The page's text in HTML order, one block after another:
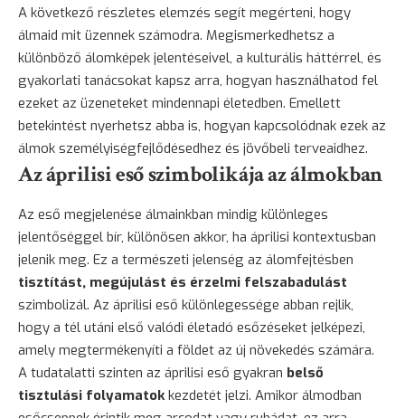
A következő részletes elemzés segít megérteni, hogy
álmaid mit üzennek számodra. Megismerkedhetsz a
különböző álomképek jelentéseivel, a kulturális háttérrel, és
gyakorlati tanácsokat kapsz arra, hogyan használhatod fel
ezeket az üzeneteket mindennapi életedben. Emellett
betekintést nyerhetsz abba is, hogyan kapcsolódnak ezek az
álmok személyiségfejlődésedhez és jövőbeli terveaidhez.
Az áprilisi eső szimbolikája az álmokban
Az eső megjelenése álmainkban mindig különleges
jelentőséggel bír, különösen akkor, ha áprilisi kontextusban
jelenik meg. Ez a természeti jelenség az álomfejtésben
tisztítást, megújulást és érzelmi felszabadulást
szimbolizál. Az áprilisi eső különlegessége abban rejlik,
hogy a tél utáni első valódi életadó esőzéseket jelképezi,
amely megtermékenyíti a földet az új növekedés számára.
A tudatalatti szinten az áprilisi eső gyakran belső
tisztulási folyamatokkezdetét jelzi. Amikor álmodban